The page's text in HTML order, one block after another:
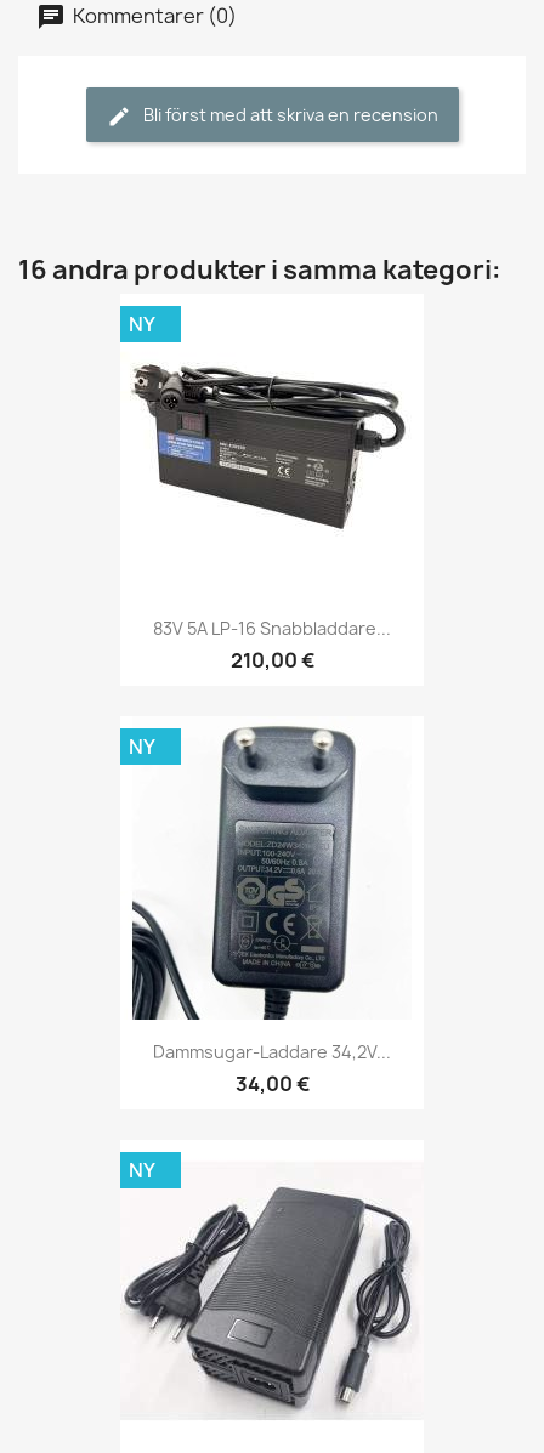
Kommentarer (0)
Bli först med att skriva en recension
16 andra produkter i samma kategori:
83V 5A LP-16 Snabbladdare...
210,00 €
NY
Dammsugar-Laddare 34,2V...
34,00 €
NY
NY